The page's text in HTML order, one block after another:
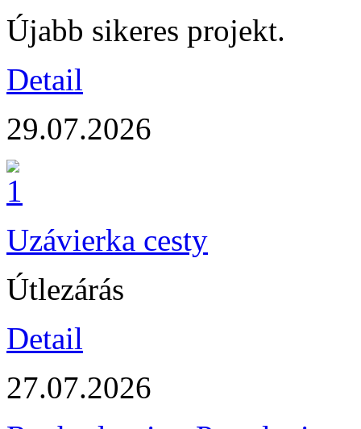
Újabb sikeres projekt.
Detail
29.07.2026
Uzávierka cesty
Útlezárás
Detail
27.07.2026